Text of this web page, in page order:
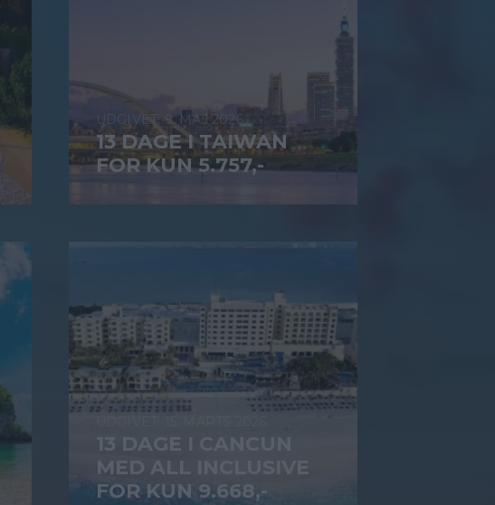
9. MAJ 2026
13 DAGE I TAIWAN
FOR KUN 5.757,-
MED ALL INCLUSIVE
FOR KUN 9.668,-